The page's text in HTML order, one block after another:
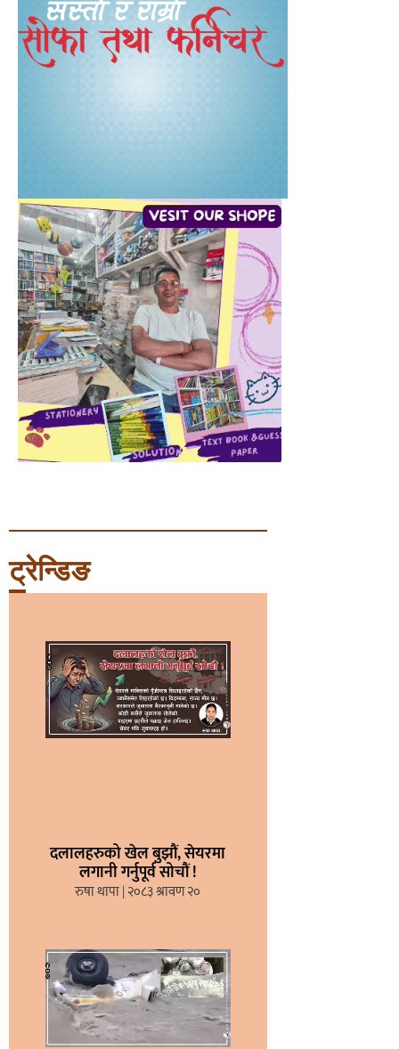
ट्रेन्डिङ
दलालहरुको खेल बुझौं, सेयरमा
लगानी गर्नुपूर्व सोचौं !
रुषा थापा २०८३ श्रावण २०